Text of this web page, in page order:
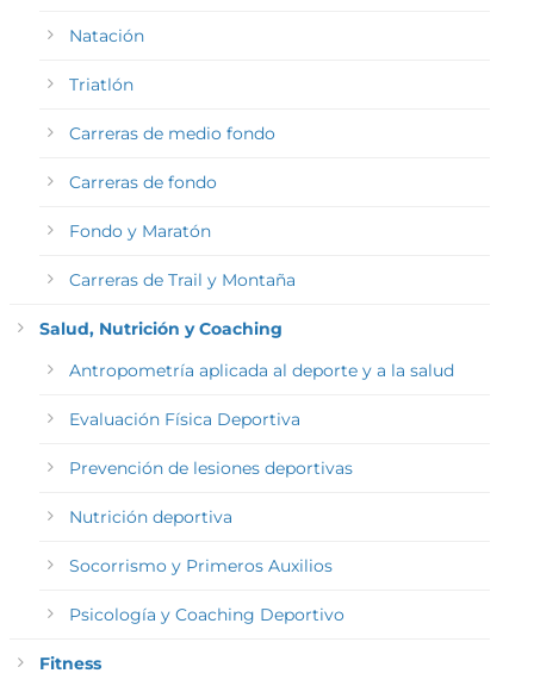
Natación
Triatlón
Carreras de medio fondo
Carreras de fondo
Fondo y Maratón
Carreras de Trail y Montaña
Salud, Nutrición y Coaching
Antropometría aplicada al deporte y a la salud
Evaluación Física Deportiva
Prevención de lesiones deportivas
Nutrición deportiva
Socorrismo y Primeros Auxilios
Psicología y Coaching Deportivo
Fitness